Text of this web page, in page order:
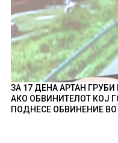
ЗА 17 ДЕНА АРТАН
АКО ОБВИНИТЕЛОТ КОЈ
ПОДНЕСЕ ОБВИНЕНИЕ